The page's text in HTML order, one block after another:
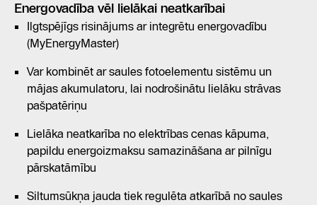
Energovadība vēl lielākai neatkarībai
Ilgtspējīgs risinājums ar integrētu energovadību
(MyEnergyMaster)
Var kombinēt ar saules fotoelementu sistēmu un
mājas akumulatoru, lai nodrošinātu lielāku strāvas
pašpatēriņu
Lielāka neatkarība no elektrības cenas kāpuma,
papildu energoizmaksu samazināšana ar pilnīgu
pārskatāmību
Siltumsūkņa jauda tiek regulēta atkarībā no saules